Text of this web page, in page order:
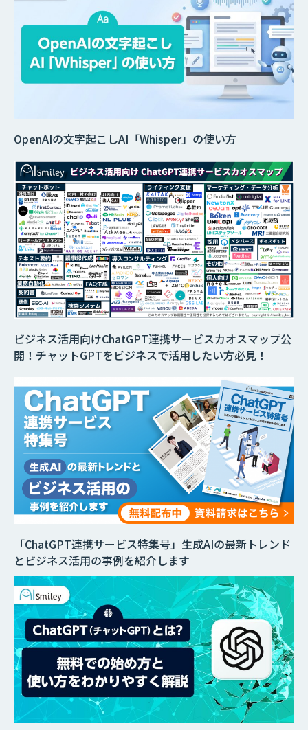
OpenAIの文字起こしAI「Whisper」の使い方
「ChatGPT連携サービス特集号」生成AIの最新トレンド
とビジネス活用の事例を紹介します
ビジネス活用向けChatGPT連携サービスカオスマップ公
開！チャットGPTをビジネスで活用したい方必見！